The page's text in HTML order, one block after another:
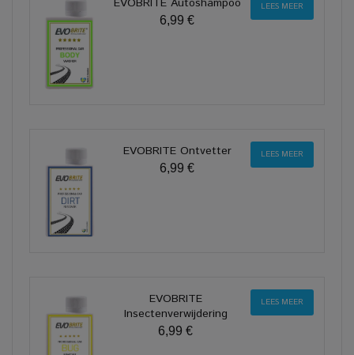
6,99 €
LEES MEER
EVOBRITE Ontvetter
6,99 €
LEES MEER
EVOBRITE
Insectenverwijdering
6,99 €
LEES MEER